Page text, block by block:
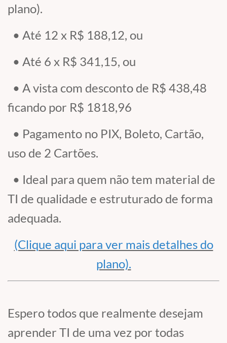
plano).
• Até 12 x R$ 188,12, ou
• Até 6 x R$ 341,15, ou
• A vista com desconto de R$ 438,48
ficando por R$ 1818,96
• Pagamento no PIX, Boleto, Cartão,
uso de 2 Cartões.
• Ideal para quem não tem material de
TI de qualidade e estruturado de forma
adequada.
(Clique aqui para ver mais detalhes do
plano).
Espero todos que realmente desejam
aprender TI de uma vez por todas